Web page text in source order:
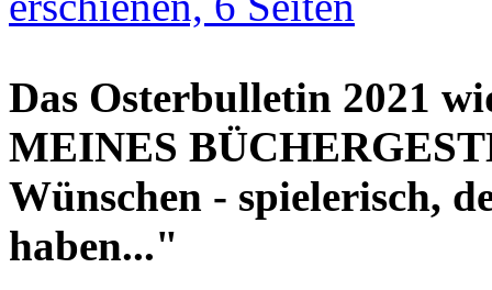
Das Osterbulletin 2021
MEINES
Wünschen - spielerisch,
haben..."